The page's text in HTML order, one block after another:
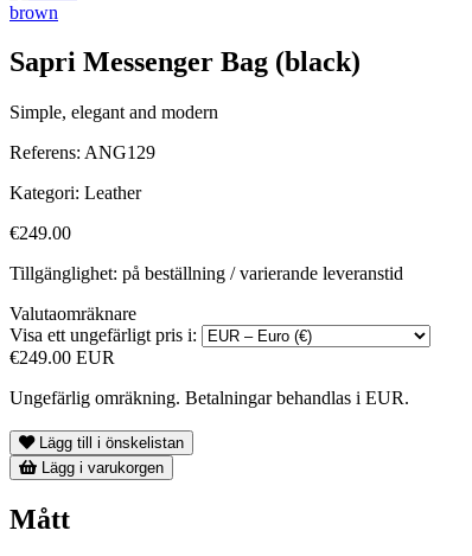
brown
Sapri Messenger Bag (black)
Simple, elegant and modern
Referens: ANG129
Kategori: Leather
€249.00
Tillgänglighet: på beställning / varierande leveranstid
Valutaomräknare
Visa ett ungefärligt pris i:
€249.00 EUR
Ungefärlig omräkning. Betalningar behandlas i EUR.
Lägg till i önskelistan
Lägg i varukorgen
Mått